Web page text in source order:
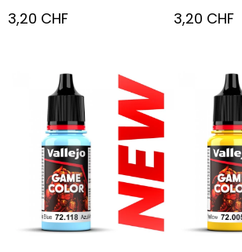
3,20 CHF 3,20 CHF